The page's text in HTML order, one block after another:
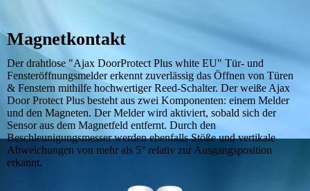
Magnetkontakt
Der drahtlose "Ajax DoorProtect Plus white EU" Tür- und
Fensteröffnungsmelder erkennt zuverlässig das Öffnen von Türen
& Fenstern mithilfe hochwertiger Reed-Schalter. Der weiße Ajax
Door Protect Plus besteht aus zwei Komponenten: einem Melder
und den Magneten. Der Melder wird aktiviert, sobald sich der
Sensor aus dem Magnetfeld entfernt. Durch den
Beschleunigungsmesser werden ebenfalls Stöße und vertikale
Abweichungen von mehr als 5° relativ zur Ausgangsposition
erkannt.